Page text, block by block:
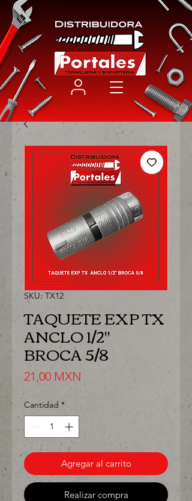
SKU: TX12
TAQUETE EXP TX
ANCLO 1/2"
BROCA 5/8
21,00 MXN
Cantidad *
Agregar al carrito
Realizar compra